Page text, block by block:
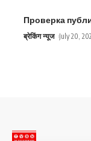
Проверка
ब्रेकिंग न्यूज July 20,